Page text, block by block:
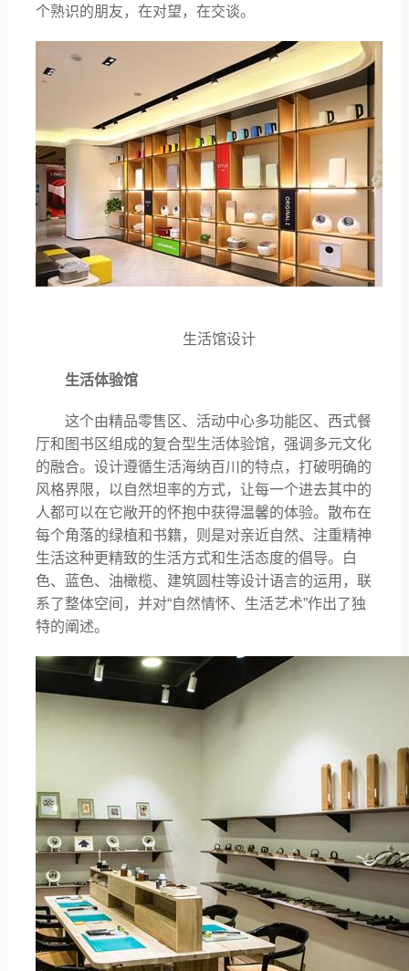
个熟识的朋友，在对望，在交谈。
生活馆设计
生活体验馆
这个由精品零售区、活动中心多功能区、西式餐
厅和图书区组成的复合型生活体验馆，强调多元文化
的融合。设计遵循生活海纳百川的特点，打破明确的
风格界限，以自然坦率的方式，让每一个进去其中的
人都可以在它敞开的怀抱中获得温馨的体验。散布在
每个角落的绿植和书籍，则是对亲近自然、注重精神
生活这种更精致的生活方式和生活态度的倡导。白
色、蓝色、油橄榄、建筑圆柱等设计语言的运用，联
系了整体空间，并对“自然情怀、生活艺术”作出了独
特的阐述。